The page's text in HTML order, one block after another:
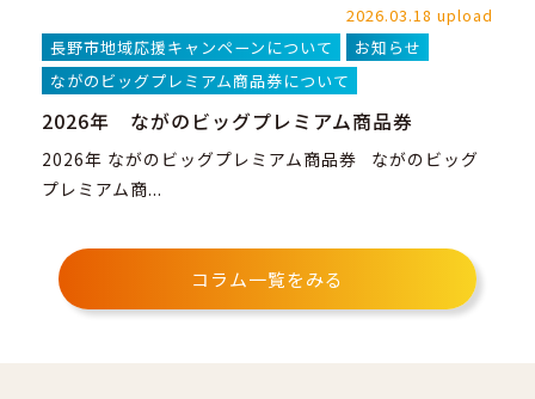
2026.03.18 upload
長野市地域応援キャンペーンについて
お知らせ
ながのビッグプレミアム商品券について
2026年 ながのビッグプレミアム商品券
2026年 ながのビッグプレミアム商品券 ながのビッグ
プレミアム商...
コラム一覧をみる